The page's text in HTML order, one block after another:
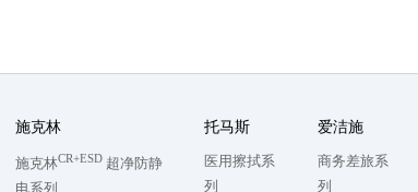
施克林
施克林CR+ESD 超净防静
电系列
托马斯
医用擦拭系
列
爱洁施
商务差旅系
列